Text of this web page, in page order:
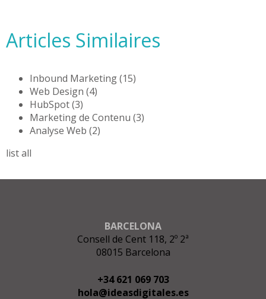
Articles Similaires
Inbound Marketing(15)
Web Design (4)
HubSpot(3)
Marketing de Contenu (3)
Analyse Web (2)
list all
BARCELONA
Consell de Cent 118, 2º 2ª
08015 Barcelona
+34 621 069 703
hola@ideasdigitales.es